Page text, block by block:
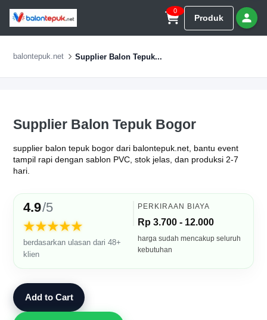
0
Produk
balontepuk.net Supplier Balon Tepuk...
Supplier Balon Tepuk Bogor
supplier balon tepuk bogor dari balontepuk.net, bantu event
tampil rapi dengan sablon PVC, stok jelas, dan produksi 2-7
hari.
4.9/5
★★★★★
berdasarkan ulasan dari 48+
klien
PERKIRAAN BIAYA
Rp 3.700 - 12.000
harga sudah mencakup seluruh
kebutuhan
Add to Cart